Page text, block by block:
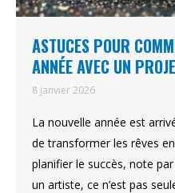
ASTUCES POUR
ANNÉE AVEC UN
8 janvier 2026
La nouvelle année est
de transformer les rêves
planifier le succès, note
un artiste, ce n’est pas